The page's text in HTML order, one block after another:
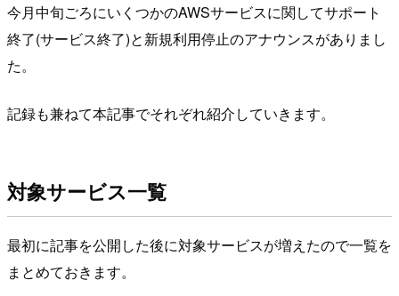
今月中旬ごろにいくつかのAWSサービスに関してサポート
終了(サービス終了)と新規利用停止のアナウンスがありまし
た。
記録も兼ねて本記事でそれぞれ紹介していきます。
対象サービス一覧
最初に記事を公開した後に対象サービスが増えたので一覧を
まとめておきます。